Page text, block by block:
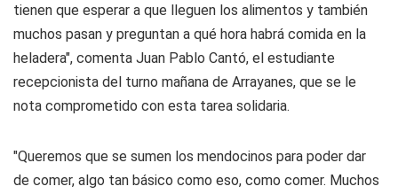
tienen que esperar a que lleguen los alimentos y también
muchos pasan y preguntan a qué hora habrá comida en la
heladera", comenta Juan Pablo Cantó, el estudiante
recepcionista del turno mañana de Arrayanes, que se le
nota comprometido con esta tarea solidaria.
"Queremos que se sumen los mendocinos para poder dar
de comer, algo tan básico como eso, como comer. Muchos